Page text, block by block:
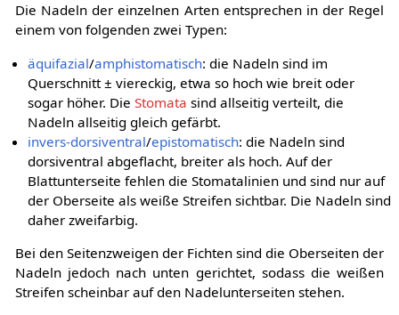
Die Nadeln der einzelnen Arten entsprechen in der Regel
einem von folgenden zwei Typen:
äquifazial/amphistomatisch: die Nadeln sind im
Querschnitt ± viereckig, etwa so hoch wie breit oder
sogar höher. DieStomata sind allseitig verteilt, die
Nadeln allseitig gleich gefärbt.
invers-dorsiventral/epistomatisch: die Nadeln sind
dorsiventral abgeflacht, breiter als hoch. Auf der
Blattunterseite fehlen die Stomatalinien und sind nur auf
der Oberseite als weiße Streifen sichtbar. Die Nadeln sind
daher zweifarbig.
Bei den Seitenzweigen der Fichten sind die Oberseiten der
Nadeln jedoch nach unten gerichtet, sodass die weißen
Streifen scheinbar auf den Nadelunterseiten stehen.